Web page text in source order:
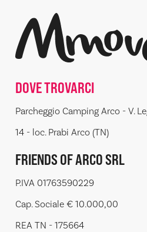
DOVE TROVARCI
Parcheggio Camping Arco - V.
14 - loc. Prabi Arco (TN)
FRIENDS OF ARCO SRL
P.IVA 01763590229
Cap. Sociale € 10.000,00
REA TN - 175664